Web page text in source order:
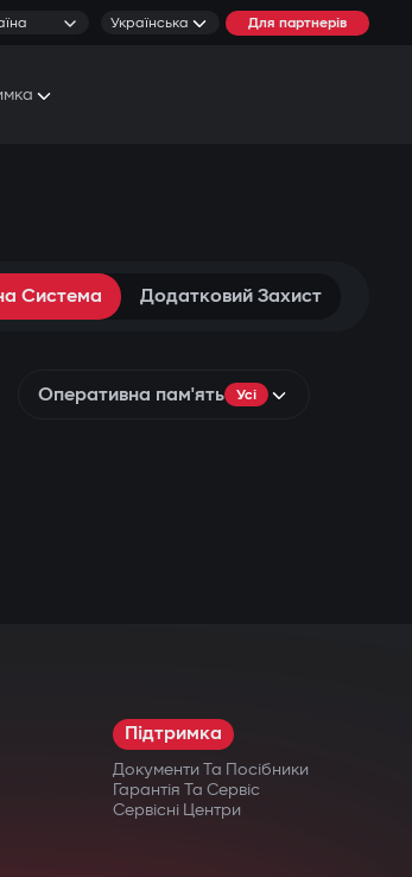
Українська Для партнерів
Система Додатковий Захист
Оперативна пам'ять Усі
Підтримка
Документи Та Посібники
Гарантія Та Сервіс
Сервісні Центри